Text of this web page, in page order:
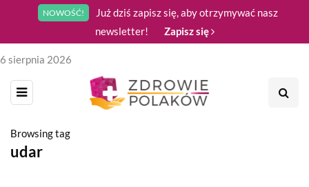
NOWOŚĆ!
Już dziś zapisz się, aby otrzymywać nasz
newsletter!
Zapisz się
6 sierpnia 2026
Browsing tag
udar